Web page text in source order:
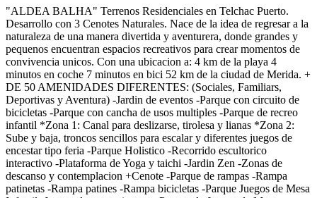
"ALDEA BALHA" Terrenos Residenciales en Telchac Puerto.
Desarrollo con 3 Cenotes Naturales. Nace de la idea de regresar a la
naturaleza de una manera divertida y aventurera, donde grandes y
pequenos encuentran espacios recreativos para crear momentos de
convivencia unicos. Con una ubicacion a: 4 km de la playa 4
minutos en coche 7 minutos en bici 52 km de la ciudad de Merida. +
DE 50 AMENIDADES DIFERENTES: (Sociales, Familiars,
Deportivas y Aventura) -Jardin de eventos -Parque con circuito de
bicicletas -Parque con cancha de usos multiples -Parque de recreo
infantil *Zona 1: Canal para deslizarse, tirolesa y lianas *Zona 2:
Sube y baja, troncos sencillos para escalar y diferentes juegos de
encestar tipo feria -Parque Holistico -Recorrido escultorico
interactivo -Plataforma de Yoga y taichi -Jardin Zen -Zonas de
descanso y contemplacion +Cenote -Parque de rampas -Rampa
patinetas -Rampa patines -Rampa bicicletas -Parque Juegos de Mesa